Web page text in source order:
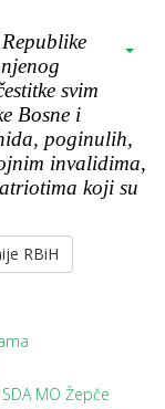
svim
Bosne i
poginulih,
invalidima,
koji su
RBiH
MO Žepče